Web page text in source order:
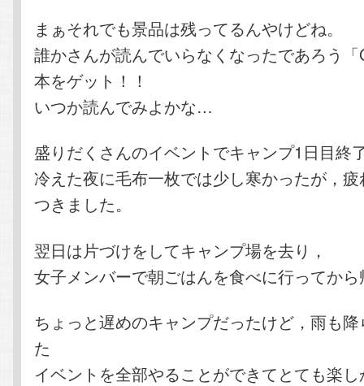
まぁそれでも景品は残ってるんやけどね。
誰かさんが読んでいらなくなったであろう
本をゲット！！
いつか読んでみよかな…
盛りだくさんのイベントでキャンプ1日目終
冷えた夜に毛布一枚では少し寒かったが，
つきました。
翌日は片づけをしてキャンプ場を去り，
女子メンバーで朝ごはんを食べに行ってか
ちょっと遅めのキャンプだったけど，雨も
た
イベントを全部やることができてとても楽